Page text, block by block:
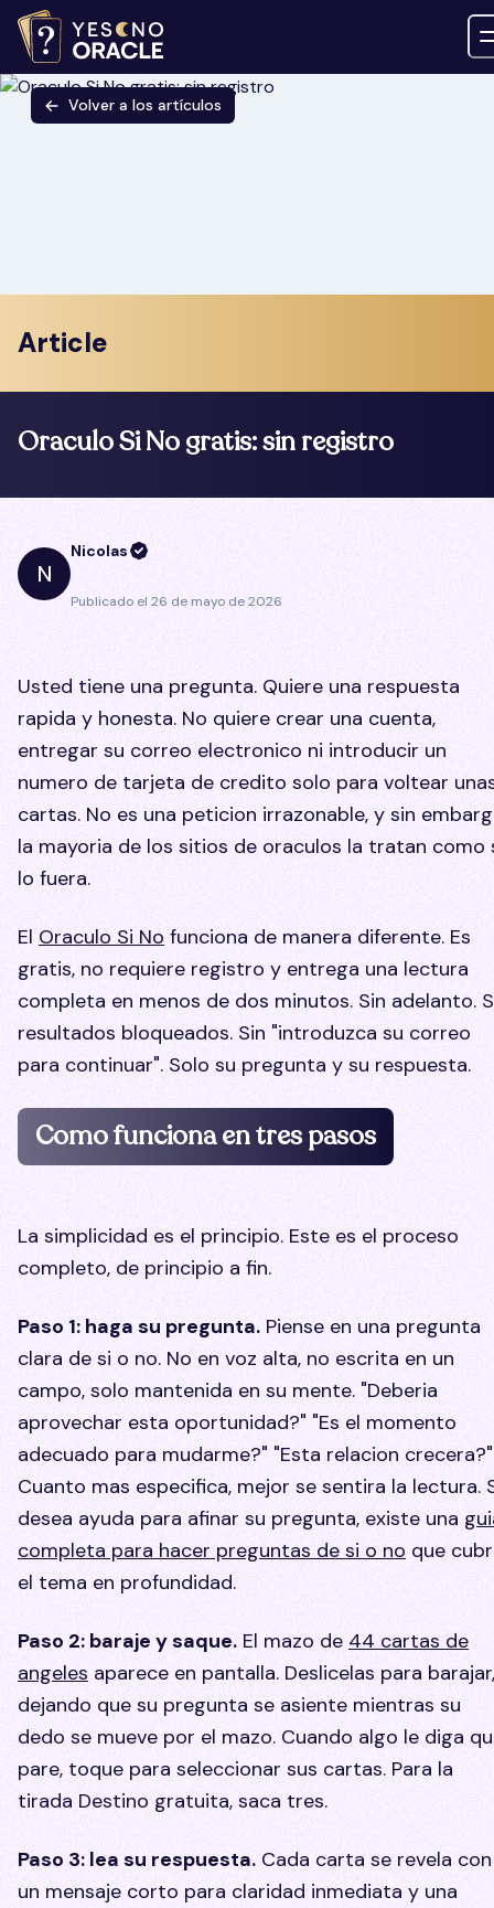
Volver a los artículos
Article
Oraculo Si No gratis: sin registro
N
Nicolas
Publicado el 26 de mayo de 2026
Usted tiene una pregunta. Quiere una respuesta
rapida y honesta. No quiere crear una cuenta,
entregar su correo electronico ni introducir un
numero de tarjeta de credito solo para voltear
cartas. No es una peticion irrazonable, y sin
la mayoria de los sitios de oraculos la tratan como
lo fuera.
El Oraculo Si No funciona de manera diferente. Es
gratis, no requiere registro y entrega una lectura
completa en menos de dos minutos. Sin adelanto.
resultados bloqueados. Sin "introduzca su correo
para continuar". Solo su pregunta y su respuesta.
Como funciona en tres pasos
La simplicidad es el principio. Este es el proceso
completo, de principio a fin.
Paso 1: haga su pregunta. Piense en una pregunta
clara de si o no. No en voz alta, no escrita en un
campo, solo mantenida en su mente. "Deberia
aprovechar esta oportunidad?" "Es el momento
adecuado para mudarme?" "Esta relacion crecera?"
Cuanto mas especifica, mejor se sentira la lectura.
desea ayuda para afinar su pregunta, existe una
completa para hacer preguntas de si o no que
el tema en profundidad.
Paso 2: baraje y saque. El mazo de 44 cartas de
angeles aparece en pantalla. Deslicelas para barajar,
dejando que su pregunta se asiente mientras su
dedo se mueve por el mazo. Cuando algo le diga
pare, toque para seleccionar sus cartas. Para la
tirada Destino gratuita, saca tres.
Paso 3: lea su respuesta. Cada carta se revela con
un mensaje corto para claridad inmediata y una